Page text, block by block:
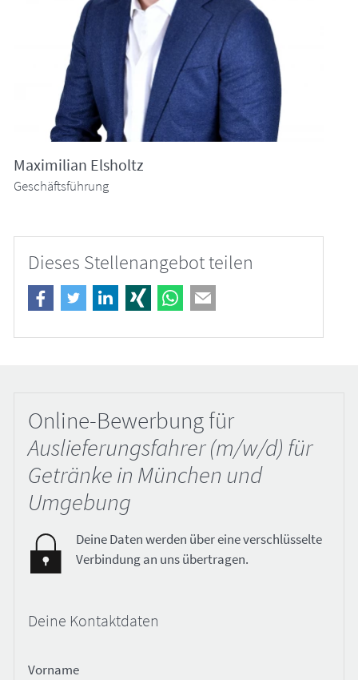
Maximilian Elsholtz
Geschäftsführung
Dieses Stellenangebot teilen
Online-Bewerbung für
Auslieferungsfahrer (m/w/d) für
Getränke in München und
Umgebung
Deine Daten werden über eine verschlüsselte
Verbindung an uns übertragen.
Deine Kontaktdaten
Vorname